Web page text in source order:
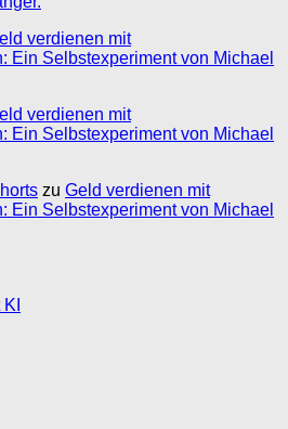
verdienen mit
Ein Selbstexperiment von Michael
verdienen mit
Ein Selbstexperiment von Michael
zu Geld verdienen mit
Ein Selbstexperiment von Michael